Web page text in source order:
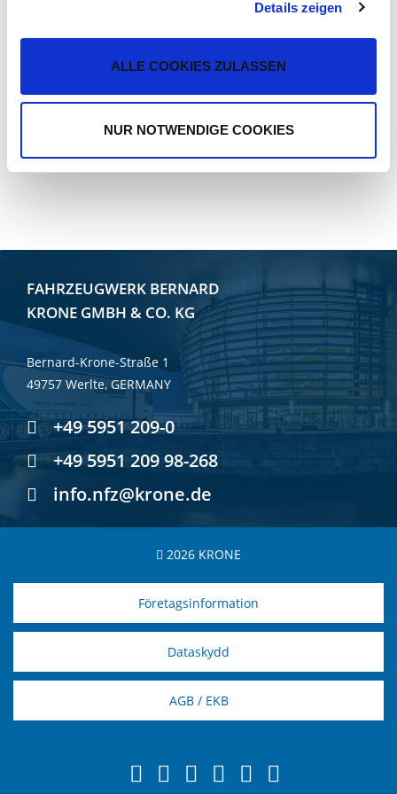
Details zeigen
ALLE COOKIES ZULASSEN
NUR NOTWENDIGE COOKIES
Stöldskydd (rörelse, Geo-Fencing).
Fördelar
Enkel montering och enkel att underhålla.
Enkel systemintegration.
FAHRZEUGWERK BERNARD
KRONE GMBH & CO. KG
Bernard-Krone-Straße 1
49757 Werlte, GERMANY
+49 5951 209-0
+49 5951 209 98-268
info.nfz@krone.de
2026 KRONE
Företagsinformation
Dataskydd
AGB / EKB